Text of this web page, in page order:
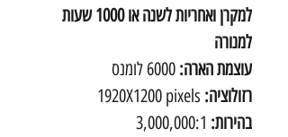
למקרן ואחריות לשנה או 1000 שעות
למנורה
עוצמת הארה: 6000 לומנס
רזולוציה: 1920X1200 pixels
בהירות: